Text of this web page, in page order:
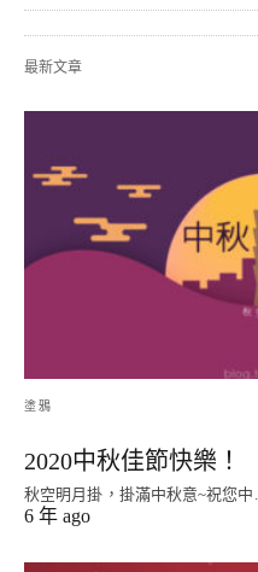
最新文章
塗鴉
2020中秋佳節快樂！
秋空明月掛，掛滿中秋意~祝您中...
6 年 ago